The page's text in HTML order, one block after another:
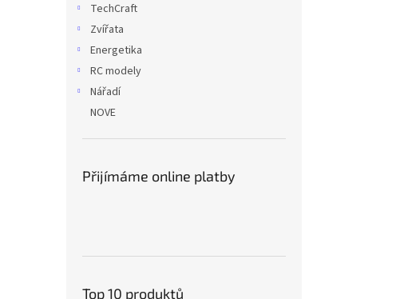
TechCraft
Zvířata
Energetika
RC modely
Nářadí
NOVE
Přijímáme online platby
Top 10 produktů